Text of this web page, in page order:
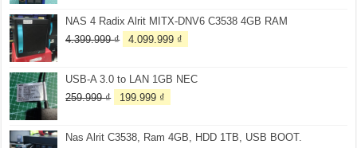
3.099.999 ₫.
là:
NAS 4 Radix Alrit MITX-DNV6 C3538 4GB RAM
4.399.999₫
Giá
4.399.999 ₫.
4.099.999 ₫
là:
USB-A 3.0 to LAN 1GB NEC
259.999₫
Giá
259.999 ₫.
199.999 ₫
là:
Nas Alrit C3538, Ram 4GB, HDD 1TB, USB BOOT.